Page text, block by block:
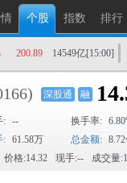
个股 指数 排行
200.89 14549亿[15:00]
深股通 融
: -- 换手率:
: 61.58万 总金额:
价格:14.32 现手:-- 成交量